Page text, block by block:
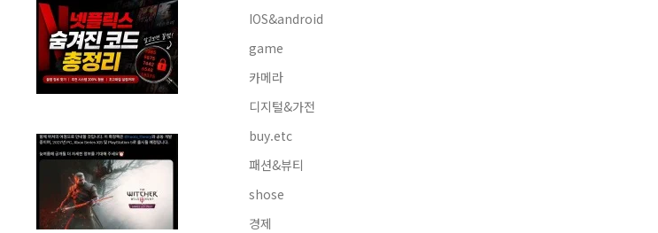
IOS&android
game
카메라
디지털&가전
buy.etc
패션&뷰티
shose
경제